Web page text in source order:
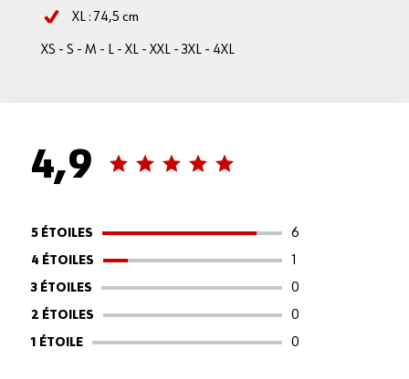
XL : 74,5 cm
XS - S - M - L - XL - XXL - 3XL - 4XL
4,9
5 ÉTOILES 6
4 ÉTOILES 1
3 ÉTOILES 0
2 ÉTOILES 0
1 ÉTOILE 0